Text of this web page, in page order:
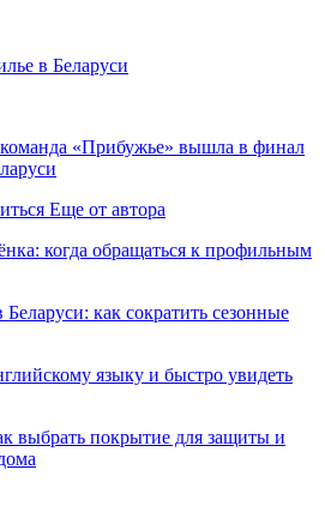
в Беларуси
команда «Прибужье» вышла в финал
Еще от автора
когда обращаться к профильным
как сократить сезонные
языку и быстро увидеть
выбрать покрытие для защиты и